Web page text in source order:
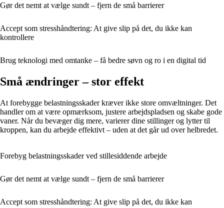
Gør det nemt at vælge sundt – fjern de små barrierer
Accept som stresshåndtering: At give slip på det, du ikke kan
kontrollere
Brug teknologi med omtanke – få bedre søvn og ro i en digital tid
Små ændringer – stor effekt
At forebygge belastningsskader kræver ikke store omvæltninger. Det
handler om at være opmærksom, justere arbejdspladsen og skabe gode
vaner. Når du bevæger dig mere, varierer dine stillinger og lytter til
kroppen, kan du arbejde effektivt – uden at det går ud over helbredet.
Forebyg belastningsskader ved stillesiddende arbejde
Gør det nemt at vælge sundt – fjern de små barrierer
Accept som stresshåndtering: At give slip på det, du ikke kan